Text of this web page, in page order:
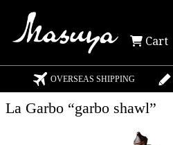
Cart
OVERSEAS SHIPPING
La Garbo “garbo shawl”